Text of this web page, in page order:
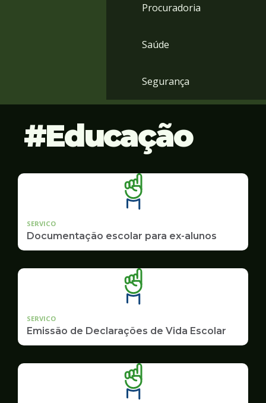
Procuradoria
Saúde
Segurança
Educação
SERVICO
Documentação escolar para ex-alunos
SERVICO
Emissão de Declarações de Vida Escolar